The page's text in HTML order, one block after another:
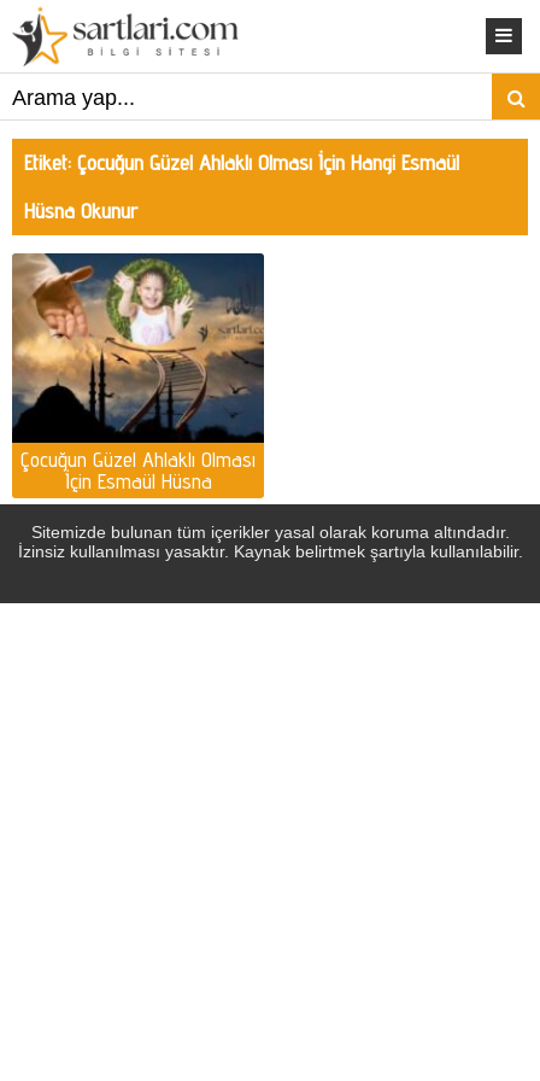
Etiket: Çocuğun Güzel Ahlaklı Olması İçin Hangi Esmaül
Hüsna Okunur
Çocuğun Güzel Ahlaklı Olması
İçin Esmaül Hüsna
Sitemizde bulunan tüm içerikler yasal olarak koruma altındadır.
İzinsiz kullanılması yasaktır. Kaynak belirtmek şartıyla kullanılabilir.